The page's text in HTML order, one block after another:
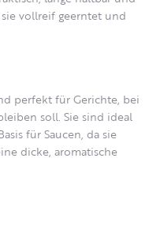
vollreif geerntet und
perfekt für Gerichte, bei
soll. Sie sind ideal
für Saucen, da sie
dicke, aromatische